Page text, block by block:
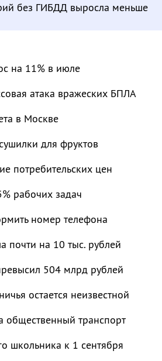
без ГИБДД выросла меньше
на 11% в июле
атака вражеских БПЛА
в Москве
для фруктов
потребительских цен
рабочих задач
номер телефона
почти на 10 тыс. рублей
504 млрд рублей
остается неизвестной
общественный транспорт
школьника к 1 сентября